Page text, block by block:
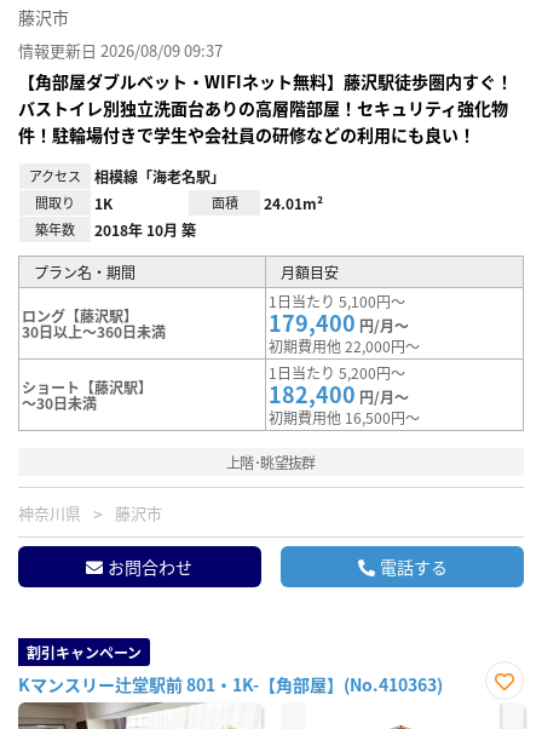
藤沢市
情報更新日 2026/08/09 09:37
【角部屋ダブルベット・WIFIネット無料】藤沢駅徒歩圏内すぐ！
バストイレ別独立洗面台ありの高層階部屋！セキュリティ強化物
件！駐輪場付きで学生や会社員の研修などの利用にも良い！
アクセス 相模線「海老名駅」
間取り 1K 面積 24.01m²
築年数 2018年 10月 築
プラン名・期間 月額目安
ロング【藤沢駅】
30日以上～360日未満
1日当たり 5,100円～
179,400 円/月～
初期費用他 22,000円～
ショート【藤沢駅】
～30日未満
1日当たり 5,200円～
182,400 円/月～
初期費用他 16,500円～
上階･眺望抜群
神奈川県 藤沢市
お問合わせ 電話する
割引キャンペーン
Kマンスリー辻堂駅前 801・1K-【角部屋】(No.410363)
お気